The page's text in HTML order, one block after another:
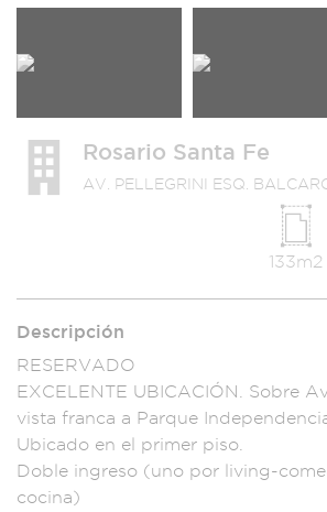
Rosario Santa Fe
AV. PELLEGRINI ESQ.
133m2
Descripción
RESERVADO
EXCELENTE UBICACIÓN. Sobre
vista franca a Parque Ind
Ubicado en el primer piso.
Doble ingreso (uno por living-
cocina)